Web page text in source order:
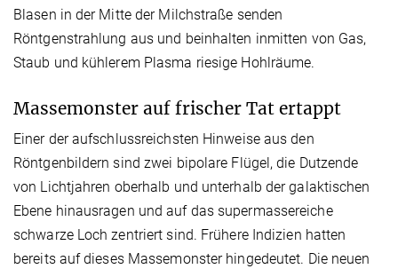
Blasen in der Mitte der Milchstraße senden
Röntgenstrahlung aus und beinhalten inmitten von Gas,
Staub und kühlerem Plasma riesige Hohlräume.
Massemonster auf frischer Tat ertappt
Einer der aufschlussreichsten Hinweise aus den
Röntgenbildern sind zwei bipolare Flügel, die Dutzende
von Lichtjahren oberhalb und unterhalb der galaktischen
Ebene hinausragen und auf das supermassereiche
schwarze Loch zentriert sind. Frühere Indizien hatten
bereits auf dieses Massemonster hingedeutet. Die neuen